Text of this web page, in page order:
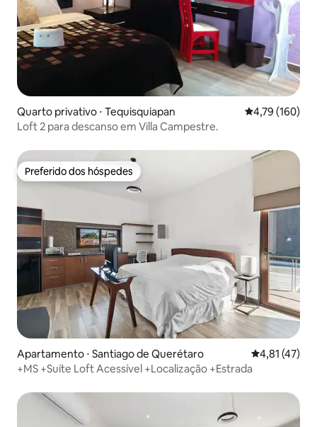
Quarto privativo ⋅ Tequisquiapan 4,79 de uma
4,79 (160)
Loft 2 para descanso em Villa Campestre.
Preferido dos hóspedes
Preferido dos hóspedes
Apartamento ⋅ Santiago de Querétaro 4,81 de uma
4,81 (47)
+MS +Suíte Loft Acessível +Localização +Estrada